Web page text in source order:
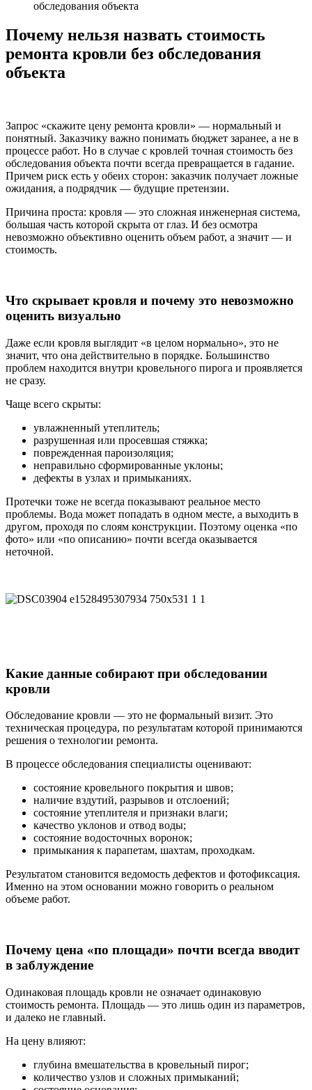
обследования объекта
Почему нельзя назвать стоимость
ремонта кровли без обследования
объекта
Запрос «скажите цену ремонта кровли» — нормальный и
понятный. Заказчику важно понимать бюджет заранее, а не в
процессе работ. Но в случае с кровлей точная стоимость без
обследования объекта почти всегда превращается в гадание.
Причем риск есть у обеих сторон: заказчик получает ложные
ожидания, а подрядчик — будущие претензии.
Причина проста: кровля — это сложная инженерная система,
большая часть которой скрыта от глаз. И без осмотра
невозможно объективно оценить объем работ, а значит — и
стоимость.
Что скрывает кровля и почему это невозможно
оценить визуально
Даже если кровля выглядит «в целом нормально», это не
значит, что она действительно в порядке. Большинство
проблем находится внутри кровельного пирога и проявляется
не сразу.
Чаще всего скрыты:
увлажненный утеплитель;
разрушенная или просевшая стяжка;
поврежденная пароизоляция;
неправильно сформированные уклоны;
дефекты в узлах и примыканиях.
Протечки тоже не всегда показывают реальное место
проблемы. Вода может попадать в одном месте, а выходить в
другом, проходя по слоям конструкции. Поэтому оценка «по
фото» или «по описанию» почти всегда оказывается
неточной.
Какие данные собирают при обследовании
кровли
Обследование кровли — это не формальный визит. Это
техническая процедура, по результатам которой принимаются
решения о технологии ремонта.
В процессе обследования специалисты оценивают:
состояние кровельного покрытия и швов;
наличие вздутий, разрывов и отслоений;
состояние утеплителя и признаки влаги;
качество уклонов и отвод воды;
состояние водосточных воронок;
примыкания к парапетам, шахтам, проходкам.
Результатом становится ведомость дефектов и фотофиксация.
Именно на этом основании можно говорить о реальном
объеме работ.
Почему цена «по площади» почти всегда вводит
в заблуждение
Одинаковая площадь кровли не означает одинаковую
стоимость ремонта. Площадь — это лишь один из параметров,
и далеко не главный.
На цену влияют:
глубина вмешательства в кровельный пирог;
количество узлов и сложных примыканий;